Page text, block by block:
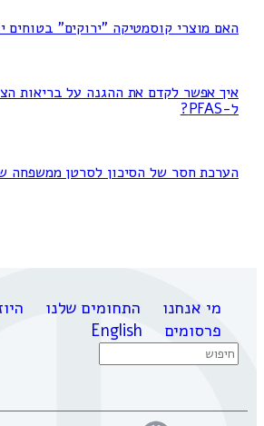
האם מוצרי קוסמטיקה "ירוקים" בטוחים
איך אפשר לקדם את ההגנה על בריאות
ל-PFAS?
הערכת חסר של הסיכון לסרטן ממשפחה
מי אנחנו התחומים שלנו
פרסומים
English
Search